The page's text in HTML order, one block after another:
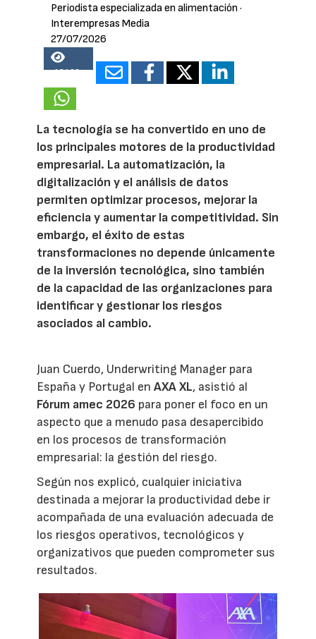
Periodista especializada en alimentación ·
Interempresas Media
27/07/2026
18199
La tecnología se ha convertido en uno de
los principales motores de la productividad
empresarial. La automatización, la
digitalización y el análisis de datos
permiten optimizar procesos, mejorar la
eficiencia y aumentar la competitividad. Sin
embargo, el éxito de estas
transformaciones no depende únicamente
de la inversión tecnológica, sino también
de la capacidad de las organizaciones para
identificar y gestionar los riesgos
asociados al cambio.
Juan Cuerdo, Underwriting Manager para
España y Portugal enAXA XL, asistió al
Fórum amec 2026 para poner el foco en un
aspecto que a menudo pasa desapercibido
en los procesos de transformación
empresarial: la gestión del riesgo.
Según nos explicó, cualquier iniciativa
destinada a mejorar la productividad debe ir
acompañada de una evaluación adecuada de
los riesgos operativos, tecnológicos y
organizativos que pueden comprometer sus
resultados.